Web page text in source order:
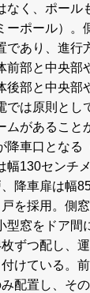
なく、ポール
ーポール）。
であり、進行
前部と中央部
後部と中央部
では原則とし
ムがあること
降車口となる
幅130センチ
降車扉は幅
を採用。側
型窓をドア間
ずつ配し、
けている。
配置し、そ